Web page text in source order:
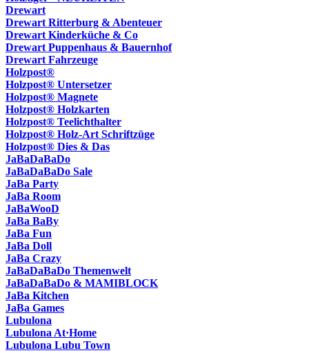
Drewart
Drewart Ritterburg & Abenteuer
Drewart Kinderküche & Co
Drewart Puppenhaus & Bauernhof
Drewart Fahrzeuge
Holzpost®
Holzpost® Untersetzer
Holzpost® Magnete
Holzpost® Holzkarten
Holzpost® Teelichthalter
Holzpost® Holz-Art Schriftzüge
Holzpost® Dies & Das
JaBaDaBaDo
JaBaDaBaDo Sale
JaBa Party
JaBa Room
JaBaWooD
JaBa BaBy
JaBa Fun
JaBa Doll
JaBa Crazy
JaBaDaBaDo Themenwelt
JaBaDaBaDo & MAMIBLOCK
JaBa Kitchen
JaBa Games
Lubulona
Lubulona At·Home
Lubulona Lubu Town